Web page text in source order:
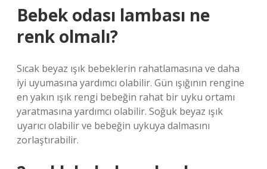
Bebek odası lambası ne
renk olmalı?
Sıcak beyaz ışık bebeklerin rahatlamasına ve daha
iyi uyumasına yardımcı olabilir. Gün ışığının rengine
en yakın ışık rengi bebeğin rahat bir uyku ortamı
yaratmasına yardımcı olabilir. Soğuk beyaz ışık
uyarıcı olabilir ve bebeğin uykuya dalmasını
zorlaştırabilir.